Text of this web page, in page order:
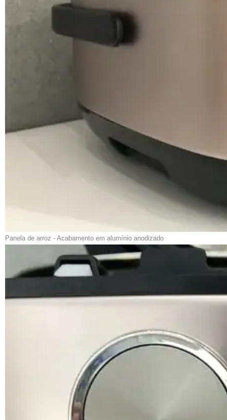
Panela de arroz - Acabamento em alumínio anodizado